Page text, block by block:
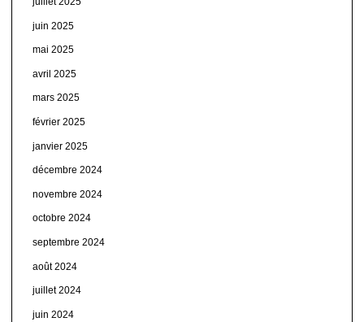
juin 2025
mai 2025
avril 2025
mars 2025
février 2025
janvier 2025
décembre 2024
novembre 2024
octobre 2024
septembre 2024
août 2024
juillet 2024
juin 2024